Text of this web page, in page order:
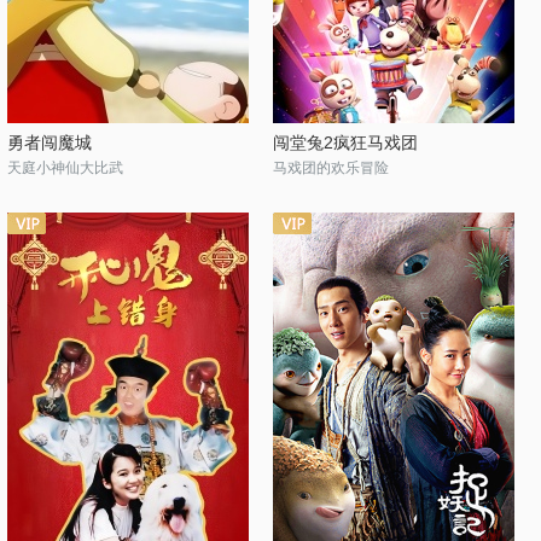
勇者闯魔城
天庭小神仙大比武
闯堂兔2疯狂马戏团
马戏团的欢乐冒险